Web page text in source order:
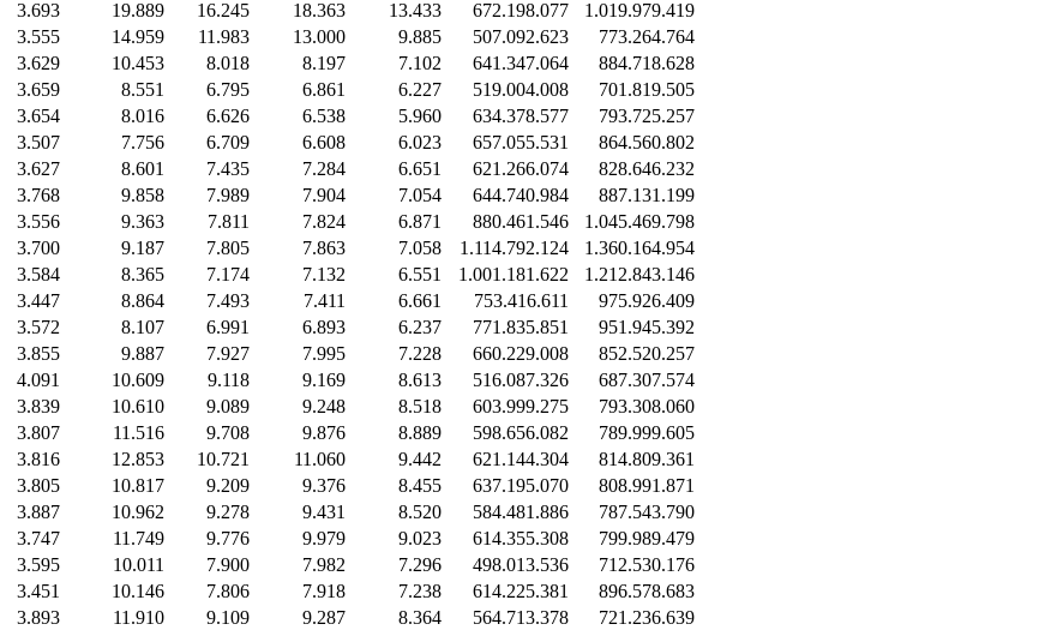
3.693
3.555
3.629
3.659
3.654
3.507
3.627
3.768
3.556
3.700
3.584
3.447
3.572
3.855
4.091
3.839
3.807
3.816
3.805
3.887
3.747
3.595
3.451
3.893
19.889
14.959
10.453
8.551
8.016
7.756
8.601
9.858
9.363
9.187
8.365
8.864
8.107
9.887
10.609
10.610
11.516
12.853
10.817
10.962
11.749
10.011
10.146
11.910
16.245
11.983
8.018
6.795
6.626
6.709
7.435
7.989
7.811
7.805
7.174
7.493
6.991
7.927
9.118
9.089
9.708
10.721
9.209
9.278
9.776
7.900
7.806
9.109
18.363
13.000
8.197
6.861
6.538
6.608
7.284
7.904
7.824
7.863
7.132
7.411
6.893
7.995
9.169
9.248
9.876
11.060
9.376
9.431
9.979
7.982
7.918
9.287
13.433
9.885
7.102
6.227
5.960
6.023
6.651
7.054
6.871
7.058
6.551
6.661
6.237
7.228
8.613
8.518
8.889
9.442
8.455
8.520
9.023
7.296
7.238
8.364
672.198.077
507.092.623
641.347.064
519.004.008
634.378.577
657.055.531
621.266.074
644.740.984
880.461.546
1.114.792.124
1.001.181.622
753.416.611
771.835.851
660.229.008
516.087.326
603.999.275
598.656.082
621.144.304
637.195.070
584.481.886
614.355.308
498.013.536
614.225.381
564.713.378
1.019.979.419
773.264.764
884.718.628
701.819.505
793.725.257
864.560.802
828.646.232
887.131.199
1.045.469.798
1.360.164.954
1.212.843.146
975.926.409
951.945.392
852.520.257
687.307.574
793.308.060
789.999.605
814.809.361
808.991.871
787.543.790
799.989.479
712.530.176
896.578.683
721.236.639